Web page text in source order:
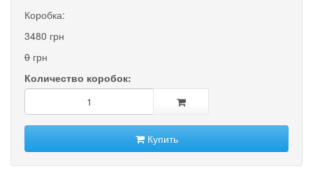
Коробка:
3480 грн
0 грн
Количество коробок:
Купить